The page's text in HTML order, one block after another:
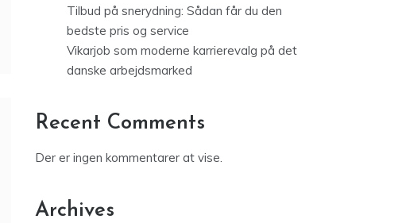
Tilbud på snerydning: Sådan får du den
bedste pris og service
Vikarjob som moderne karrierevalg på det
danske arbejdsmarked
Recent Comments
Der er ingen kommentarer at vise.
Archives